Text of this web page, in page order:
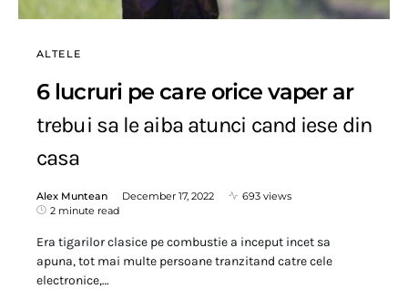
ALTELE
6 lucruri pe care orice vaper ar
trebui sa le aiba atunci cand iese din
casa
Alex Muntean December 17, 2022
693 views
2 minute read
Era tigarilor clasice pe combustie a inceput incet sa
apuna, tot mai multe persoane tranzitand catre cele
electronice,…